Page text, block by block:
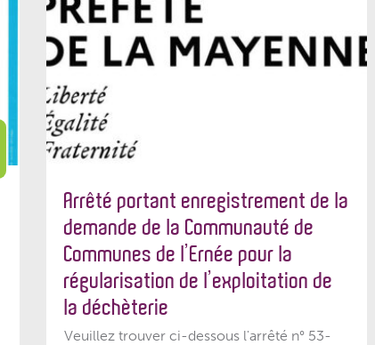
Arrêté portant enregistrement de la
demande de la Communauté de
Communes de l’Ernée pour la
régularisation de l’exploitation de
la déchèterie
Veuillez trouver ci-dessous l'arrêté n° 53-